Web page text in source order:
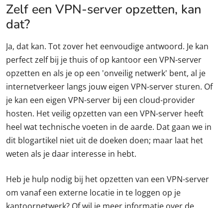
Zelf een VPN-server opzetten, kan
dat?
Ja, dat kan. Tot zover het eenvoudige antwoord. Je kan
perfect zelf bij je thuis of op kantoor een VPN-server
opzetten en als je op een 'onveilig netwerk' bent, al je
internetverkeer langs jouw eigen VPN-server sturen. Of
je kan een eigen VPN-server bij een cloud-provider
hosten. Het veilig opzetten van een VPN-server heeft
heel wat technische voeten in de aarde. Dat gaan we in
dit blogartikel niet uit de doeken doen; maar laat het
weten als je daar interesse in hebt.
Heb je hulp nodig bij het opzetten van een VPN-server
om vanaf een externe locatie in te loggen op je